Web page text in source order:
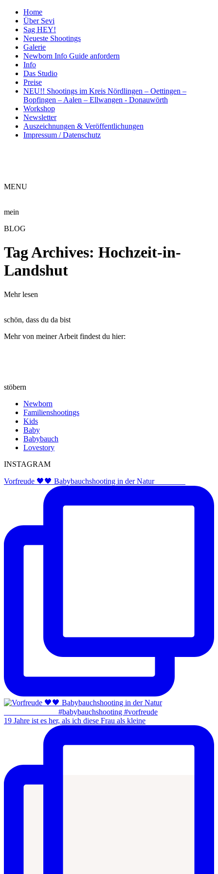
Home
Über Sevi
Sag HEY!
Neueste Shootings
Galerie
Newborn Info Guide anfordern
Info
Das Studio
Preise
NEU!! Shootings im Kreis Nördlingen – Oettingen –
Bopfingen – Aalen – Ellwangen - Donauwörth
Workshop
Newsletter
Auszeichnungen & Veröffentlichungen
Impressum / Datenschutz
MENU
mein
BLOG
Tag Archives: Hochzeit-in-
Landshut
Mehr lesen
schön, dass du da bist
Mehr von meiner Arbeit findest du hier:
stöbern
Newborn
Familienshootings
Kids
Baby
Babybauch
Lovestory
INSTAGRAM
Vorfreude 🖤🖤 Babybauchshooting in der Natur ⠀⠀⠀⠀⠀
19 Jahre ist es her, als ich diese Frau als kleine